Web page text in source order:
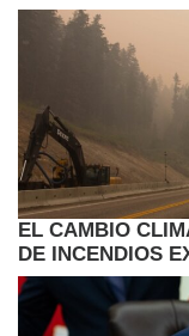
EL CAMBIO
DE INCENDIOS
ESTUDIO